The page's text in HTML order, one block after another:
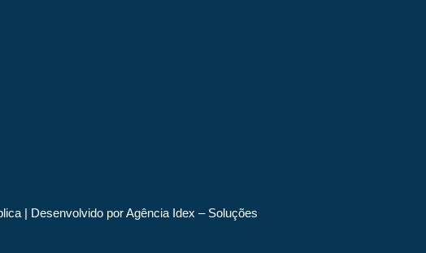
| Desenvolvido por Agência Idex – Soluções